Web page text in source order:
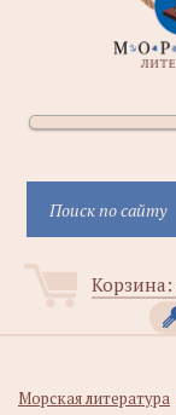
Корзина:
Морская литература